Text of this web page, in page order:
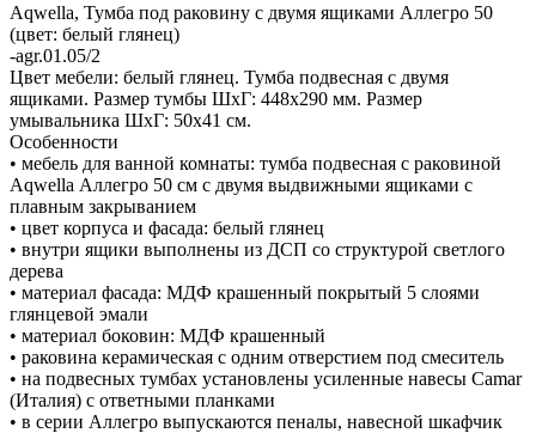
Aqwella, Тумба под раковину с двумя ящиками Аллегро 50
(цвет: белый глянец)
-agr.01.05/2
Цвет мебели: белый глянец. Тумба подвесная с двумя
ящиками. Размер тумбы ШхГ: 448х290 мм. Размер
умывальника ШхГ: 50х41 см.
Особенности
• мебель для ванной комнаты: тумба подвесная с раковиной
Aqwella Аллегро 50 см с двумя выдвижными ящиками с
плавным закрыванием
• цвет корпуса и фасада: белый глянец
• внутри ящики выполнены из ДСП со структурой светлого
дерева
• материал фасада: МДФ крашенный покрытый 5 слоями
глянцевой эмали
• материал боковин: МДФ крашенный
• раковина керамическая с одним отверстием под смеситель
• на подвесных тумбах установлены усиленные навесы Camar
(Италия) с ответными планками
• в серии Аллегро выпускаются пеналы, навесной шкафчик